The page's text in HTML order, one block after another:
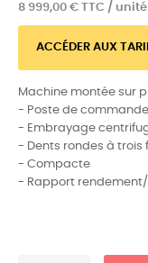
8 999,00 € TTC / unité
ACCÉDER AUX
Machine montée sur
- Poste de
- Embrayage
- Dents rondes à trois
- Compacte
- Rapport